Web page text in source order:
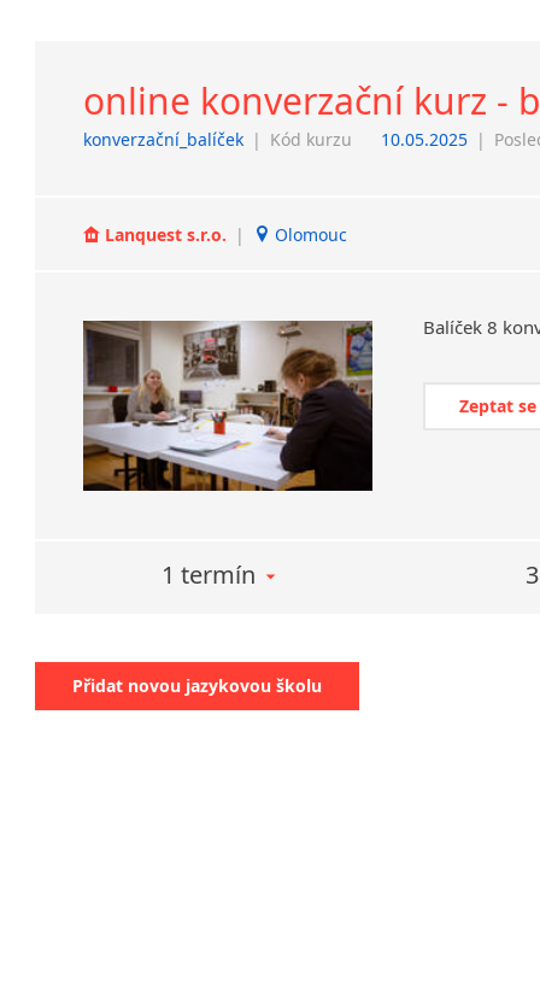
online konverzační kurz -
konverzační_balíček | Kód kurzu 10.05.2025 |
Lanquest s.r.o. | Olomouc
Balíček 8
Zeptat
1 termín
Přidat novou jazykovou školu